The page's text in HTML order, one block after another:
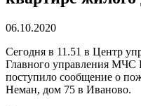
06.10.2020
Сегодня в 11.51 в Центр
Главного управления МЧС
поступило сообщение о
Неман, дом 75 в Иваново.